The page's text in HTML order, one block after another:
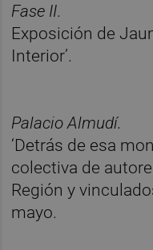
Fase II.
Exposición de
Interior’.
Palacio Almudí.
‘Detrás de esa
colectiva de
Región y
mayo.